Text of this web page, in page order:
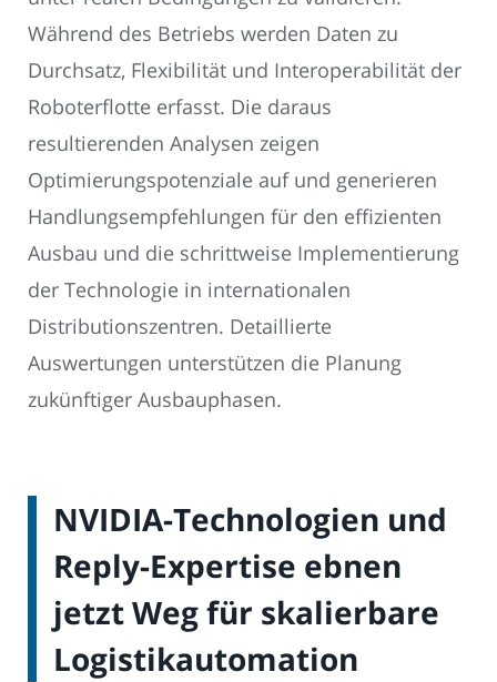
Während des Betriebs werden Daten zu
Durchsatz, Flexibilität und Interoperabilität der
Roboterflotte erfasst. Die daraus
resultierenden Analysen zeigen
Optimierungspotenziale auf und generieren
Handlungsempfehlungen für den effizienten
Ausbau und die schrittweise Implementierung
der Technologie in internationalen
Distributionszentren. Detaillierte
Auswertungen unterstützen die Planung
zukünftiger Ausbauphasen.
NVIDIA-Technologien und
Reply-Expertise ebnen
jetzt Weg für skalierbare
Logistikautomation